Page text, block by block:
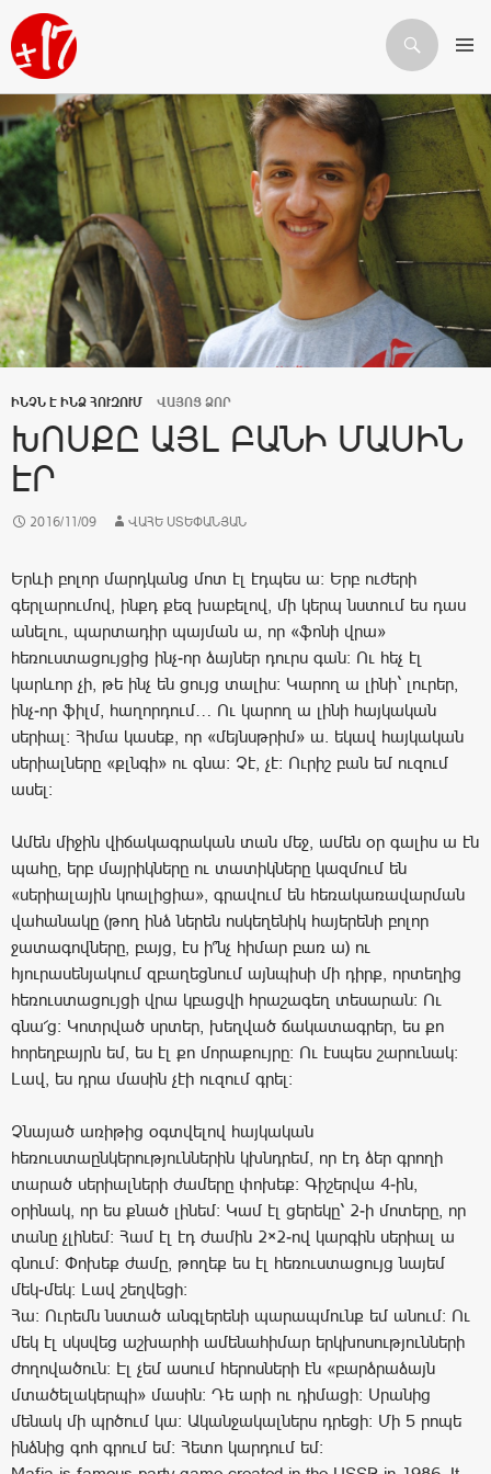
Որոնում
ԱՆՑՆԵԼ ԲՈՎԱՆԴԱԿՈՒԹՅԱՆԸ
ԻՆՉՆ Է ԻՆՁ ՀՈՒԶՈՒՄ ՎԱՅՈՑ ՁՈՐ
ԽՈՍՔԸ ԱՅԼ ԲԱՆԻ ՄԱՍԻՆ
ԷՐ
2016/11/09 ՎԱՀԵ ՍՏԵՓԱՆՅԱՆ
Երևի բոլոր մարդկանց մոտ էլ էդպես ա: Երբ ուժերի
գերլարումով, ինքդ քեզ խաբելով, մի կերպ նստում ես դաս
անելու, պարտադիր պայման ա, որ «ֆոնի վրա»
հեռուստացույցից ինչ-որ ձայներ դուրս գան: Ու հեչ էլ
կարևոր չի, թե ինչ են ցույց տալիս: Կարող ա լինի` լուրեր,
ինչ-որ ֆիլմ, հաղորդում… Ու կարող ա լինի հայկական
սերիալ: Հիմա կասեք, որ «մեյնսթրիմ» ա. եկավ հայկական
սերիալները «քլնգի» ու գնա: Չէ, չէ: Ուրիշ բան եմ ուզում
ասել:
Ամեն միջին վիճակագրական տան մեջ, ամեն օր գալիս ա էն
պահը, երբ մայրիկները ու տատիկները կազմում են
«սերիալային կոալիցիա», գրավում են հեռակառավարման
վահանակը (թող ինձ ներեն ոսկեղենիկ հայերենի բոլոր
ջատագովները, բայց, էս ի՞նչ հիմար բառ ա) ու
հյուրասենյակում զբաղեցնում այնպիսի մի դիրք, որտեղից
հեռուստացույցի վրա կբացվի հրաշագեղ տեսարան: Ու
գնա՜ց: Կոտրված սրտեր, խեղված ճակատագրեր, ես քո
հորեղբայրն եմ, ես էլ քո մորաքույրը: Ու էսպես շարունակ:
Լավ, ես դրա մասին չէի ուզում գրել:
Չնայած առիթից օգտվելով հայկական
հեռուստաընկերություններին կխնդրեմ, որ էդ ձեր գրողի
տարած սերիալների ժամերը փոխեք: Գիշերվա 4-ին,
օրինակ, որ ես քնած լինեմ: Կամ էլ ցերեկը՝ 2-ի մոտերը, որ
տանը չլինեմ: Համ էլ էդ ժամին 2×2-ով կարգին սերիալ ա
գնում: Փոխեք ժամը, թողեք ես էլ հեռուստացույց նայեմ
մեկ-մեկ: Լավ շեղվեցի:
Հա: Ուրեմն նստած անգլերենի պարապմունք եմ անում: Ու
մեկ էլ սկսվեց աշխարհի ամենահիմար երկխոսությունների
ժողովածուն: Էլ չեմ ասում հերոսների էն «բարձրաձայն
մտածելակերպի» մասին: Դե արի ու դիմացի: Սրանից
մենակ մի պրծում կա: Ականջակալներս դրեցի: Մի 5 րոպե
ինձնից գոհ գրում եմ: Հետո կարդում եմ: